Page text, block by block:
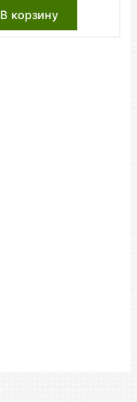
В корзину